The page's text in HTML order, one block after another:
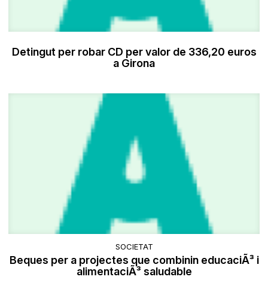
Detingut per robar CD per valor de 336,20 euros
a Girona
SOCIETAT
Beques per a projectes que combinin educaciÃ³ i
alimentaciÃ³ saludable